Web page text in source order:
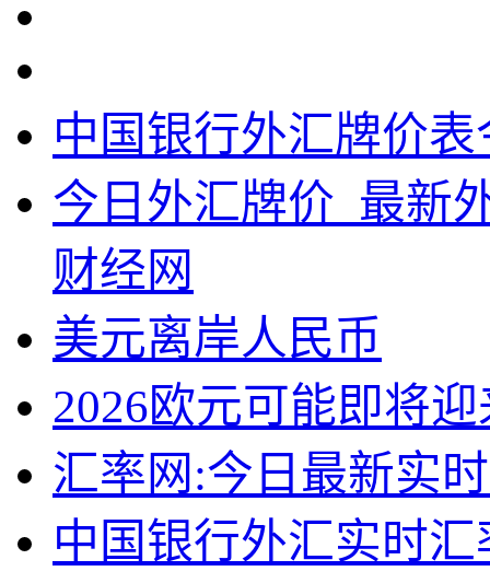
中国银行外汇牌价
今日外汇牌价_最新
财经网
美元离岸人民币
2026欧元可能即将
汇率网:今日最新实
中国银行外汇实时汇